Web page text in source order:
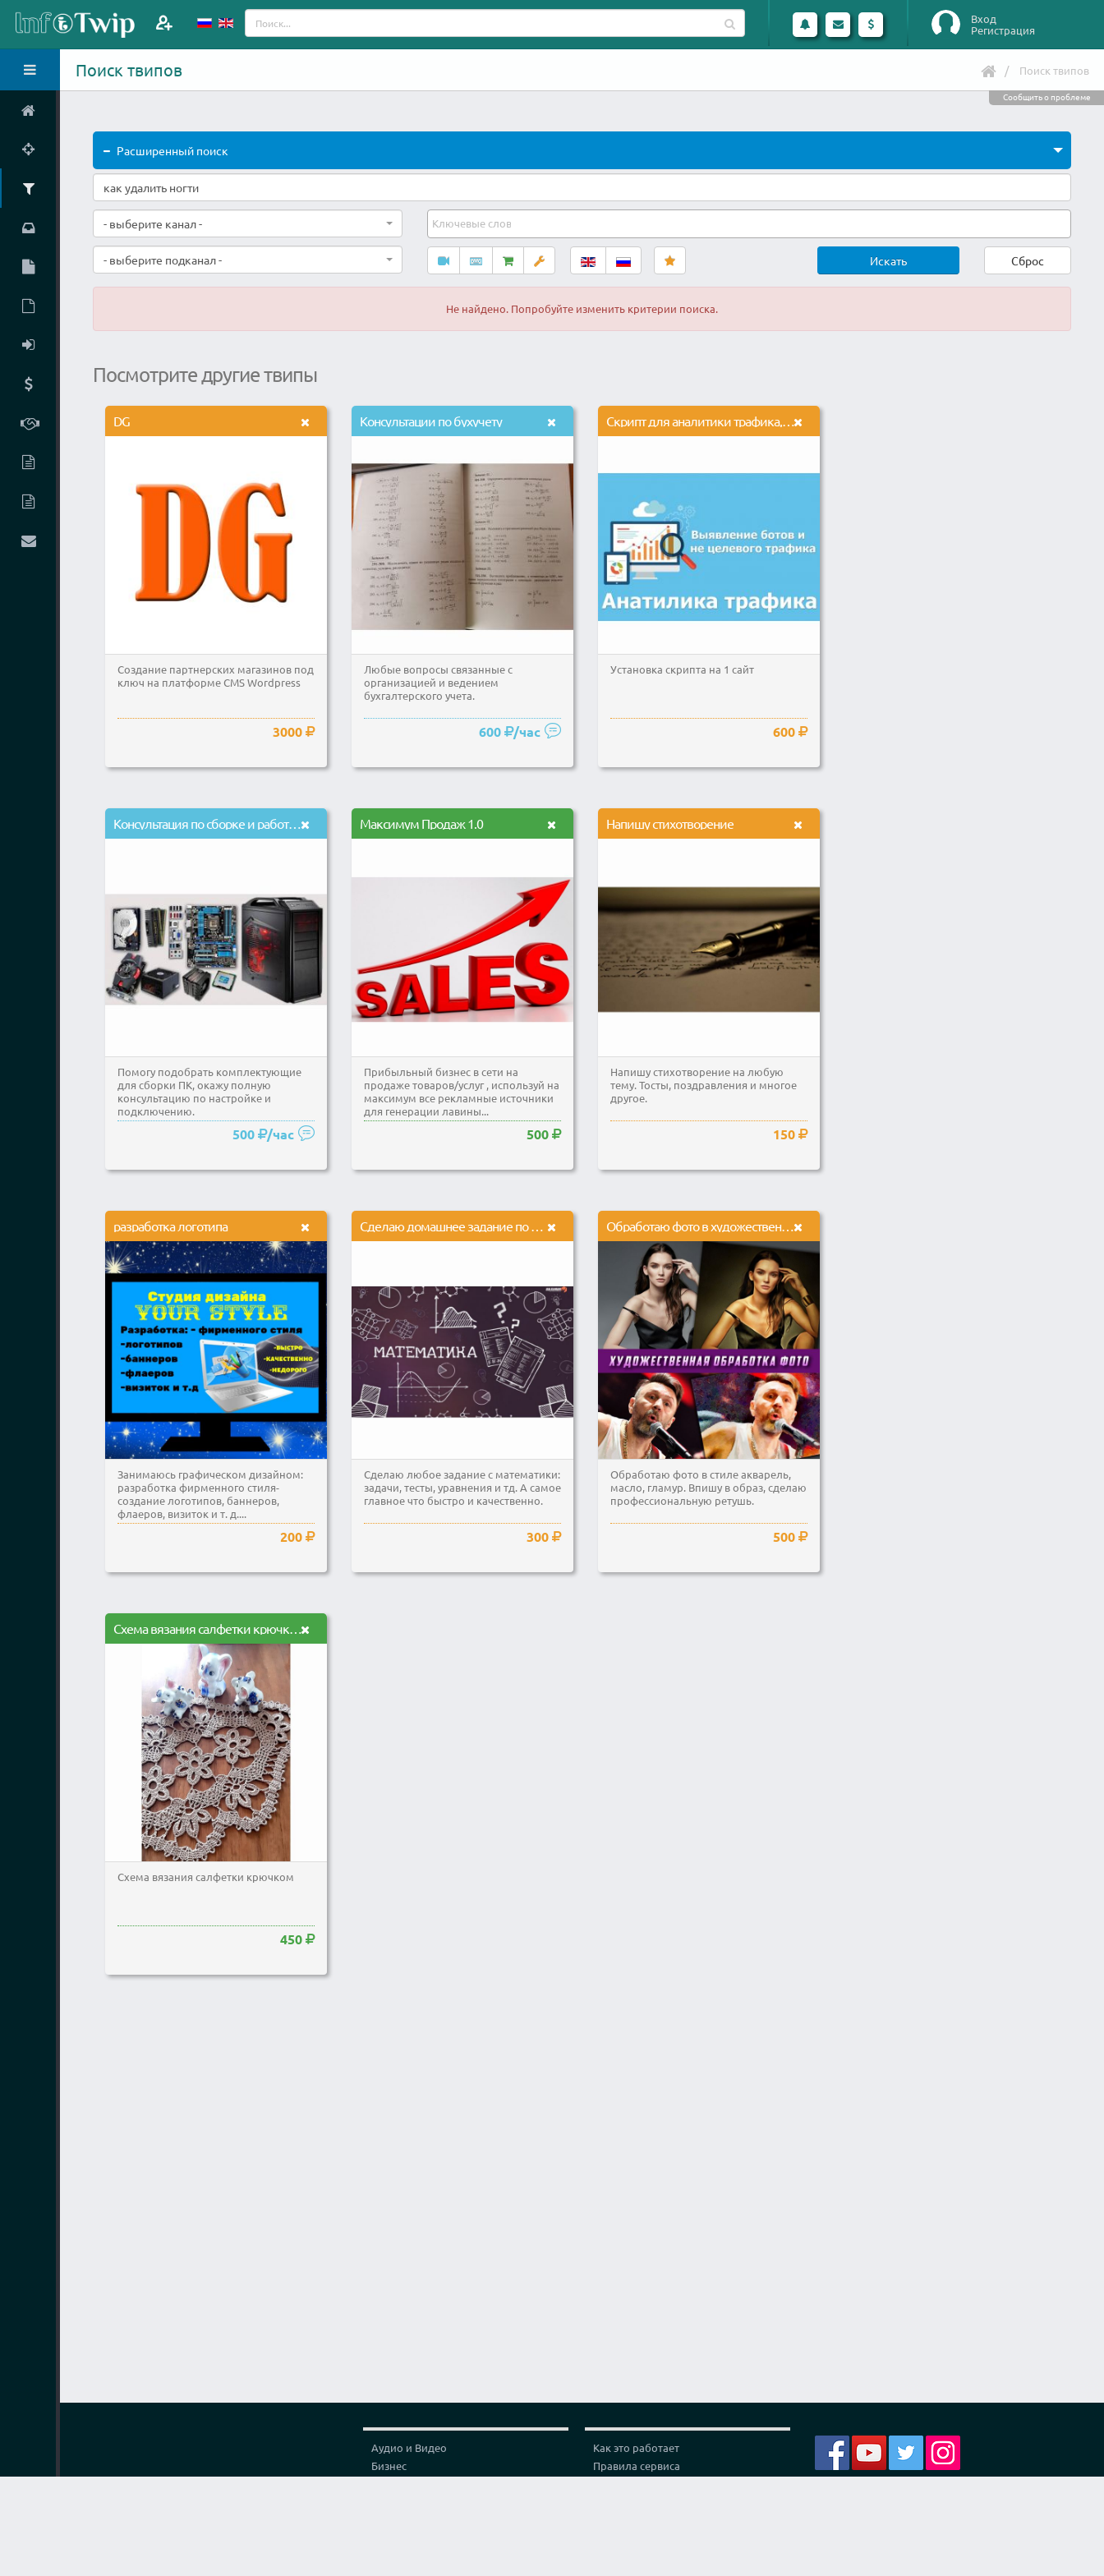
Вход
Регистрация
Поиск твипов Поиск твипов
Сообщить о проблеме
Расширенный поиск
- выберите канал -
- выберите подканал - Искать Сброс
Не найдено. Попробуйте изменить критерии поиска.
Посмотрите другие твипы
DG
Создание партнерских магазинов под
ключ на платформе CMS Wordpress
3000
Консультации по бухучету
Любые вопросы связанные с
организацией и ведением
бухгалтерского учета.
600 /час
Скрипт для аналитики трафика, выявления ботов
Установка скрипта на 1 сайт
600
Консультация по сборке и работе на ПК
Помогу подобрать комплектующие
для сборки ПК, окажу полную
консультацию по настройке и
подключению.
500 /час
Максимум Продаж 1.0
Прибыльный бизнес в сети на
продаже товаров/услуг , используй на
максимум все рекламные источники
для генерации лавины...
500
Напишу стихотворение
Напишу стихотворение на любую
тему. Тосты, поздравления и многое
другое.
150
разработка логотипа
Занимаюсь графическом дизайном:
разработка фирменного стиля-
создание логотипов, баннеров,
флаеров, визиток и т. д....
200
Сделаю домашнее задание по математике.Алгебра.Геометрия
Сделаю любое задание с математики:
задачи, тесты, уравнения и тд. А самое
главное что быстро и качественно.
300
Обработаю фото в художественном стиле
Обработаю фото в стиле акварель,
масло, гламур. Впишу в образ, сделаю
профессиональную ретушь.
500
Схема вязания салфетки крючком
Схема вязания салфетки крючком
450
Как это работает
Правила сервиса
Аудио и Видео
Бизнес